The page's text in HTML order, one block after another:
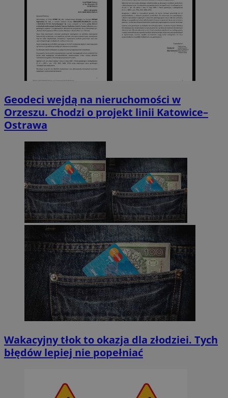
Geodeci wejdą na nieruchomości w
Orzeszu. Chodzi o projekt linii Katowice–
Ostrawa
Wakacyjny tłok to okazja dla złodziei. Tych
błędów lepiej nie popełniać